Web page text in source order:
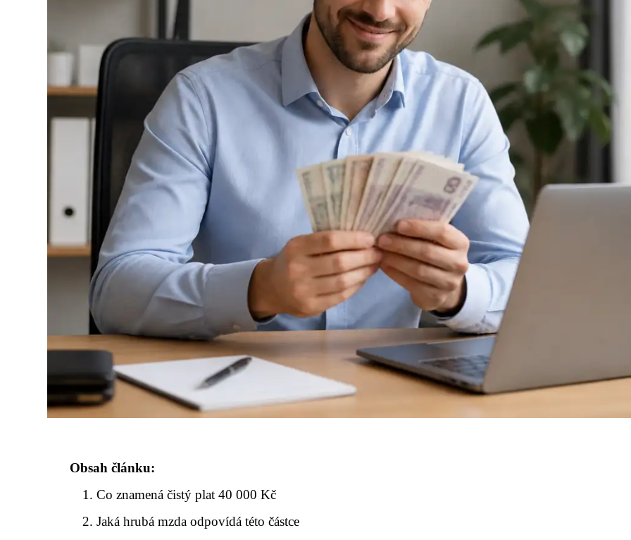
Obsah článku:
Co znamená čistý plat 40 000 Kč
Jaká hrubá mzda odpovídá této částce